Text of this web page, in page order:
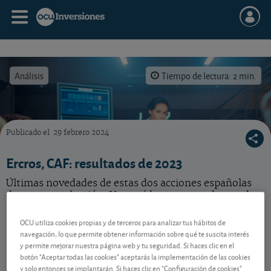
Análisis Tiempo de lectura: 2 min.
Publicado el 29 febrero 2024
Ercros, CAF: resultados de 2023
Últimas novedades de estas dos acciones españolas
de nuestra selección. Vea qué hacer con cada una de
Contenido reservado a SOCIOS
OCU utiliza cookies propias y de terceros para analizar tus hábitos de
navegación, lo que permite obtener información sobre qué te suscita interés
y permite mejorar nuestra página web y tu seguridad. Si haces clic en el
botón "Aceptar todas las cookies" aceptarás la implementación de las cookies
y solo entonces se implantarán. Si haces clic en "Configuración de cookies"